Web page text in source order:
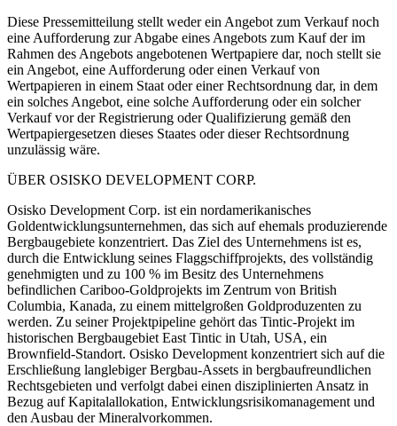
Diese Pressemitteilung stellt weder ein Angebot zum Verkauf noch
eine Aufforderung zur Abgabe eines Angebots zum Kauf der im
Rahmen des Angebots angebotenen Wertpapiere dar, noch stellt sie
ein Angebot, eine Aufforderung oder einen Verkauf von
Wertpapieren in einem Staat oder einer Rechtsordnung dar, in dem
ein solches Angebot, eine solche Aufforderung oder ein solcher
Verkauf vor der Registrierung oder Qualifizierung gemäß den
Wertpapiergesetzen dieses Staates oder dieser Rechtsordnung
unzulässig wäre.
ÜBER OSISKO DEVELOPMENT CORP.
Osisko Development Corp. ist ein nordamerikanisches
Goldentwicklungsunternehmen, das sich auf ehemals produzierende
Bergbaugebiete konzentriert. Das Ziel des Unternehmens ist es,
durch die Entwicklung seines Flaggschiffprojekts, des vollständig
genehmigten und zu 100 % im Besitz des Unternehmens
befindlichen Cariboo-Goldprojekts im Zentrum von British
Columbia, Kanada, zu einem mittelgroßen Goldproduzenten zu
werden. Zu seiner Projektpipeline gehört das Tintic-Projekt im
historischen Bergbaugebiet East Tintic in Utah, USA, ein
Brownfield-Standort. Osisko Development konzentriert sich auf die
Erschließung langlebiger Bergbau-Assets in bergbaufreundlichen
Rechtsgebieten und verfolgt dabei einen disziplinierten Ansatz in
Bezug auf Kapitalallokation, Entwicklungsrisikomanagement und
den Ausbau der Mineralvorkommen.